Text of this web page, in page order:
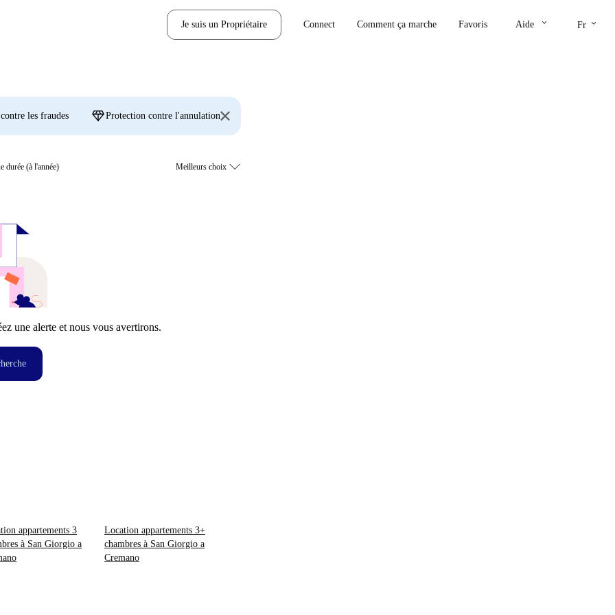
Je suis un Propriétaire Connect Comment ça marche Favoris Aide keyboard_arrow_down Fr keyboard_arrow_down
les fraudes diamondProtection contre l'annulation
durée (à l'année)
une alerte et nous vous avertirons.
appartements 3
à San Giorgio a
Location appartements 3+
chambres à San Giorgio a
Cremano